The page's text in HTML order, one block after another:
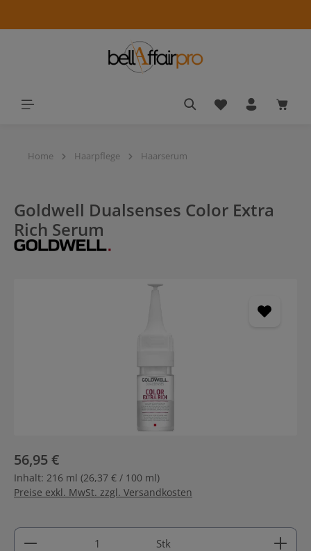
Du hast 0
Home Haarpflege Haarserum
Goldwell Dualsenses Color Extra
Rich Serum
56,95 €
Inhalt: 216 ml (26,37 € / 100 ml)
Preise exkl. MwSt. zzgl. Versandkosten
Produkt Anzahl: Gib den gewünschten Wert ein
Stk